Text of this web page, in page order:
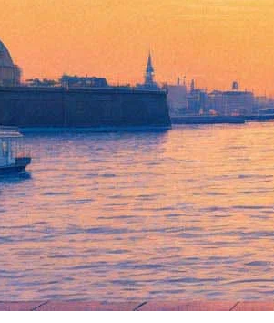
Праздничный
оркестра
Программа
солнечной долины»